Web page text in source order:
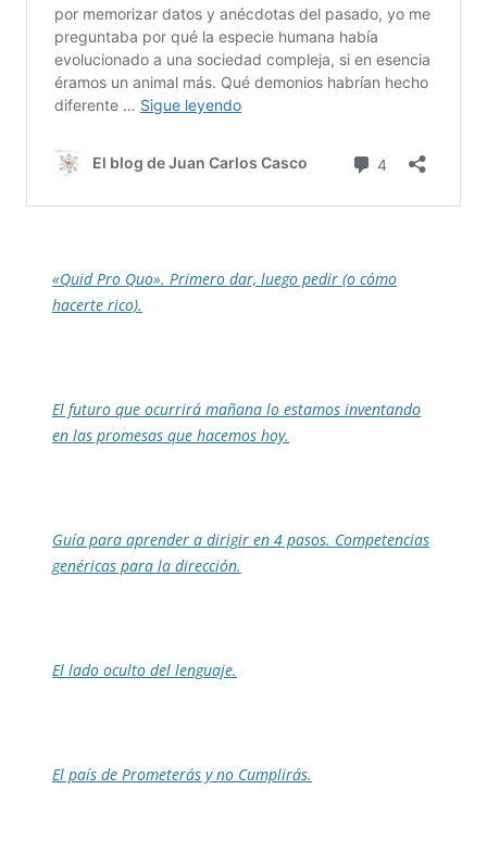
«Quid Pro Quo». Primero dar, luego pedir (o cómo
hacerte rico).
El futuro que ocurrirá mañana lo estamos inventando
en las promesas que hacemos hoy.
Guía para aprender a dirigir en 4 pasos. Competencias
genéricas para la dirección.
El lado oculto del lenguaje.
El país de Prometerás y no Cumplirás.